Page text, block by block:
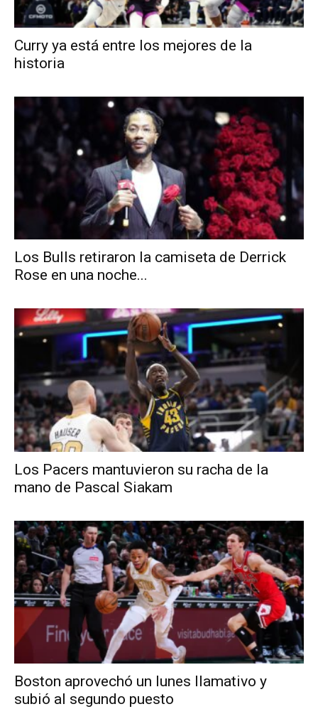
Curry ya está entre los mejores de la
historia
Los Bulls retiraron la camiseta de Derrick
Rose en una noche...
Los Pacers mantuvieron su racha de la
mano de Pascal Siakam
Boston aprovechó un lunes llamativo y
subió al segundo puesto